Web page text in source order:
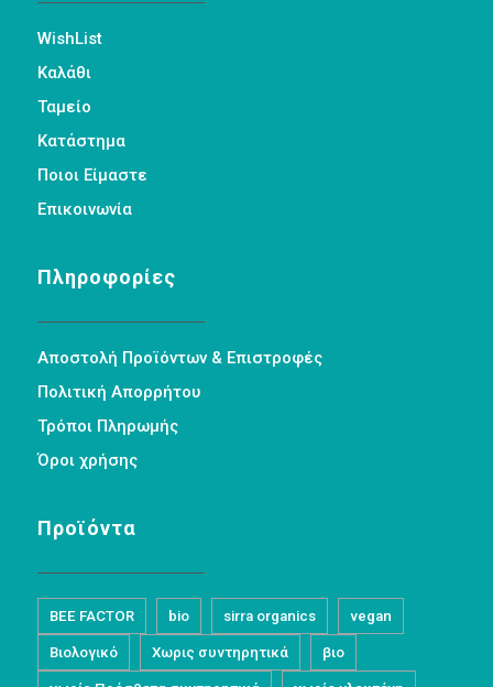
WishList
Καλάθι
Ταμείο
Κατάστημα
Ποιοι Είμαστε
Επικοινωνία
Πληροφορίες
Αποστολή Προϊόντων & Επιστροφές
Πολιτική Απορρήτου
Τρόποι Πληρωμής
Όροι χρήσης
Προϊόντα
BEE FACTOR bio sirra organics vegan
Βιολογικό Χωρις συντηρητικά βιο